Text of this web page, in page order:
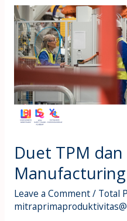
Duet TPM dan
Manufacturing
Leave a Comment/ Total
Duet
TPM
dan
Lean
Manufacturing